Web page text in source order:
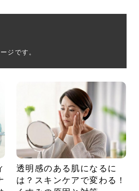
朝の5分が変わる！寝癖がつ
かない予防方法と時短寝癖
直し...
新生活シーズン、朝の身支度を少しで
も短くしたい人は多いはず。じつは寝
癖は、...
かえで
もっと見る
ツヤと透明感で垢抜ける！
自然なヘアカラーで作る
「きれい...
職場で浮かない落ち着いたトーンにし
たいけれど、どこか垢抜けた印象にし
たいと...
さくら
もっと見る
ルーズウェーブとは？2026
年の注目スタイルと長さ別
の...
2026年はレイヤーカットを使った髪型
のトレンドと重なり、ルーズウェーブ
ヘ...
かえで
もっと見る
お気に入りのお店が倒産し
た後の美容室の探し方！失
敗しに...
美容室を倒産する数が増えているとい
うニュースがありました。もともと美
容室の...
かえで
もっと見る
頭皮を刺激してお顔のリフ
トアップ♪毎日こつこつカン
タン小顔☆
毎日のちょっとした習慣で小顔は作れ
る！頭のこりをほぐしてフェイスライ
ンのリ...
chicca
もっと見る
頭皮マッサージで目がぱっ
ちりする理由は？具体的な
やり方...
目元の印象を左右するのは目そのもの
ではなく、頭皮の状態かもしれませ
ん。以下...
メガネ
もっと見る
アイロンが苦手でも大丈
夫！ブラッシング感覚で使
えるヘア...
ヘアアイロンを使うのが苦手、火傷が
怖いと感じている方はいないでしょう
か？そ...
さくら
もっと見る
V3ファンデーションは危な
い？針の仕組み・全4種比
較・...
メイクをしている時間も、スキンケア
の時間に変えるという発想から生まれ
たのが...
あかり
もっと見る
リンパマッサージと経絡マ
ッサージの違いとは？効果
と、自...
サロンのメニューを見ていると、「リ
ンパマッサージ」の他に「経絡マッサ
ージ」...
あかり
もっと見る
子供の脱毛、日焼け肌はN
G？親子で学ぶ、安心・安全
なエ...
「ムダ毛が気になる」とお子さんが悩
んでいる姿を見て、エステ脱毛を検討
し始め...
あおい
もっと見る
そのネイル、本当に似合っ
てる？指先をきれいに見え
るのは...
SNSや雑誌で見かけた素敵なネイルデ
ザインを、いざ自分の爪に試してみた
ら、...
さな
もっと見る
ルルルン ハイドラのどれが
良い？その違いは？PDRN
や...
ルルルン ハイドラシリーズを使いたい
けれど、種類が多くてどれを選べばい
いか...
さな
その医療ダイエット、後悔
しませんか？失敗する人の
共通点...
医師の管理のもと、科学的根拠に基づ
いて行う「医療ダイエット」は、自己
流のダ...
さな
ジです。
透明感のある肌になるに
は？スキンケアで変わる！